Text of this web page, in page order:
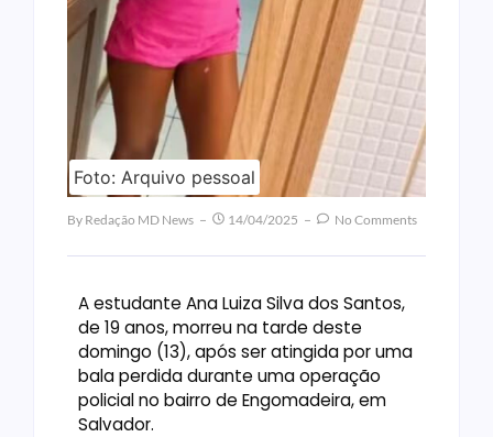
Foto: Arquivo pessoal
By Redação MD News 14/04/2025 No Comments
A estudante Ana Luiza Silva dos Santos,
de 19 anos, morreu na tarde deste
domingo (13), após ser atingida por uma
bala perdida durante uma operação
policial no bairro de Engomadeira, em
Salvador.